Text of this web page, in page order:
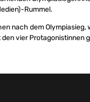
Rummel.
nach dem
vier Protagonistinnen